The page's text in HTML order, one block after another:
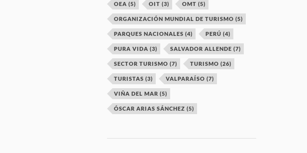
OEA (5) OIT (3) OMT (5)
ORGANIZACIÓN MUNDIAL DE TURISMO (5)
PARQUES NACIONALES (4) PERÚ (4)
PURA VIDA (3) SALVADOR ALLENDE (7)
SECTOR TURISMO (7) TURISMO (26)
TURISTAS (3) VALPARAÍSO (7)
VIÑA DEL MAR (5)
ÓSCAR ARIAS SÁNCHEZ (5)